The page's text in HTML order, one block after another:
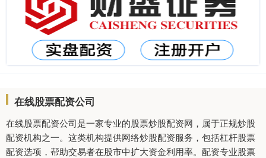
在线股票配资公司
在线股票配资公司是一家专业的股票炒股配资网，属于正规炒股
配资机构之一。这类机构提供网络炒股配资服务，包括杠杆股票
配资选项，帮助交易者在股市中扩大资金利用率。配资专业股票